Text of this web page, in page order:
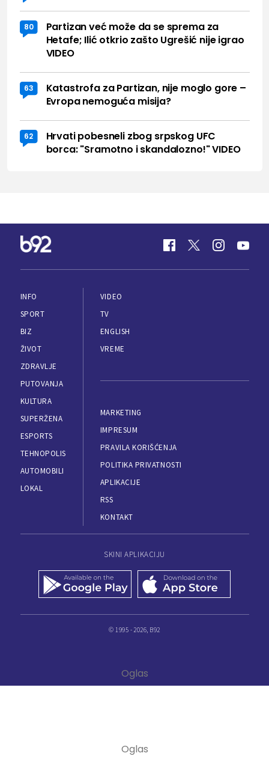
80
Partizan već može da se sprema za
Hetafe; Ilić otkrio zašto Ugrešić nije igrao
VIDEO
63
Katastrofa za Partizan, nije moglo gore –
Evropa nemoguća misija?
62
Hrvati pobesneli zbog srpskog UFC
borca: "Sramotno i skandalozno!" VIDEO
INFO
SPORT
BIZ
ŽIVOT
ZDRAVLJE
PUTOVANJA
KULTURA
SUPERŽENA
ESPORTS
TEHNOPOLIS
AUTOMOBILI
LOKAL
VIDEO
TV
ENGLISH
VREME
MARKETING
IMPRESUM
PRAVILA KORIŠĆENJA
POLITIKA PRIVATNOSTI
APLIKACIJE
RSS
KONTAKT
SKINI APLIKACIJU
© 1995 - 2026, B92